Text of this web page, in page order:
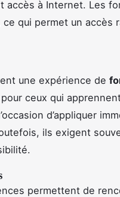
accès à Internet. Les
qui permet un accès
une expérience de
ceux qui
d’appliquer
ils exigent
permettent de